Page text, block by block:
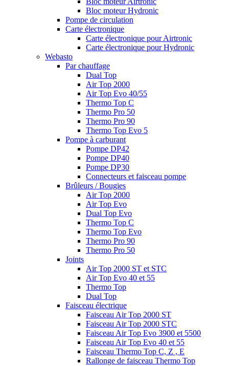
Bloc moteur Hydronic
Pompe de circulation
Carte électronique
Carte électronique pour Airtronic
Carte électronique pour Hydronic
Webasto
Par chauffage
Dual Top
Air Top 2000
Air Top Evo 40/55
Thermo Top C
Thermo Pro 50
Thermo Pro 90
Thermo Top Evo 5
Pompe à carburant
Pompe DP42
Pompe DP40
Pompe DP30
Connecteurs et faisceau pompe
Brûleurs / Bougies
Air Top 2000
Air Top Evo
Dual Top Evo
Thermo Top C
Thermo Top Evo
Thermo Pro 90
Thermo Pro 50
Joints
Air Top 2000 ST et STC
Air Top Evo 40 et 55
Thermo Top
Dual Top
Faisceau électrique
Faisceau Air Top 2000 ST
Faisceau Air Top 2000 STC
Faisceau Air Top Evo 3900 et 5500
Faisceau Air Top Evo 40 et 55
Faisceau Thermo Top C, Z , E
Rallonge de faisceau Thermo Top